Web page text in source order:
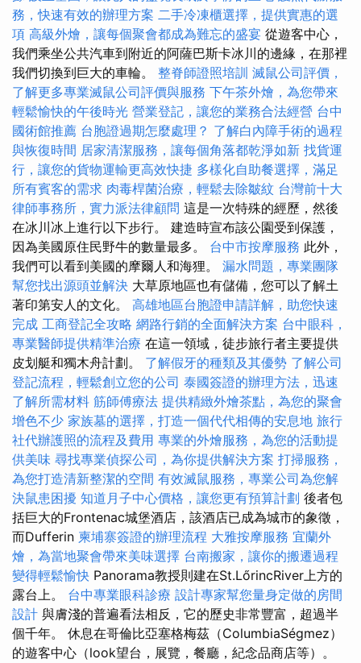
務，快速有效的辦理方案 二手冷凍櫃選擇，提供實惠的選
項 高級外燴，讓每個聚會都成為難忘的盛宴 從遊客中心，
我們乘坐公共汽車到附近的阿薩巴斯卡冰川的邊緣，在那裡
我們切換到巨大的車輪。 整脊師證照培訓 滅鼠公司評價，
了解更多專業滅鼠公司評價與服務 下午茶外燴，為您帶來
輕鬆愉快的午後時光 營業登記，讓您的業務合法經營 台中
國術館推薦 台胞證過期怎麼處理？ 了解白內障手術的過程
與恢復時間 居家清潔服務，讓每個角落都乾淨如新 找貨運
行，讓您的貨物運輸更高效快捷 多樣化自助餐選擇，滿足
所有賓客的需求 肉毒桿菌治療，輕鬆去除皺紋 台灣前十大
律師事務所，實力派法律顧問 這是一次特殊的經歷，然後
在冰川冰上進行以下步行。 建造時宣布該公園受到保護，
因為美國原住民野牛的數量最多。 台中市按摩服務 此外，
我們可以看到美國的摩爾人和海狸。 漏水問題，專業團隊
幫您找出源頭並解決 大草原地區也有儲備，您可以了解土
著印第安人的文化。 高雄地區台胞證申請詳解，助您快速
完成 工商登記全攻略 網路行銷的全面解決方案 台中眼科，
專業醫師提供精準治療 在這一領域，徒步旅行者主要提供
皮划艇和獨木舟計劃。 了解假牙的種類及其優勢 了解公司
登記流程，輕鬆創立您的公司 泰國簽證的辦理方法，迅速
了解所需材料 筋師傅療法 提供精緻外燴茶點，為您的聚會
增色不少 家族墓的選擇，打造一個代代相傳的安息地 旅行
社代辦護照的流程及費用 專業的外燴服務，為您的活動提
供美味 尋找專業偵探公司，為你提供解決方案 打掃服務，
為您打造清新整潔的空間 有效滅鼠服務，專業公司為您解
決鼠患困擾 知道月子中心價格，讓您更有預算計劃 後者包
括巨大的Frontenac城堡酒店，該酒店已成為城市的象徵，
而Dufferin 柬埔寨簽證的辦理流程 大雅按摩服務 宜蘭外
燴，為當地聚會帶來美味選擇 台南搬家，讓你的搬遷過程
變得輕鬆愉快 Panorama教授則建在St.LőrincRiver上方的
露台上。 台中專業眼科診療 設計專家幫您量身定做的房間
設計 與膚淺的普遍看法相反，它的歷史非常豐富，超過半
個千年。 休息在哥倫比亞塞格梅茲（ColumbiaSégmez）
的遊客中心（look望台，展覽，餐廳，紀念品商店等）。